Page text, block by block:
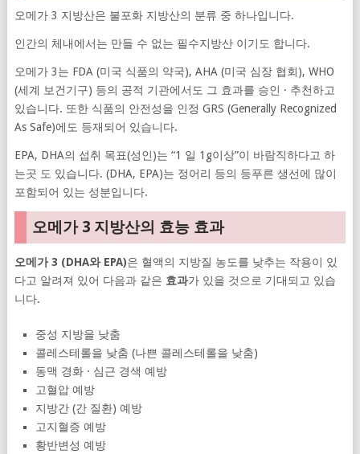
오메가 3 지방산은 불포화 지방산의 분류 중 하나입니다.
인간의 체내에서는 만들 수 없는 필수지방산 이기도 합니다.
오메가 3는 FDA (미국 식품의 약국), AHA (미국 심장 협회), WHO
(세계 보건기구) 등의 공적 기관에서도 그 효과를 승인 · 추천하고
있습니다. 또한 식품의 안전성을 인정 GRS (Generally Recognized
As Safe)에도 등재되어 있습니다.
EPA, DHA의 섭취 목표(성인)는 “1 일 1g이상”이 바람직하다고 하
는곳 도 있습니다. (DHA, EPA)는 정어리 등의 등푸른 생선에 많이
포함되어 있는 성분입니다.
오메가 3 지방산의 효능 효과
오메가 3 (DHA와 EPA)은 혈액의 지방질 농도를 낮추는 작용이 있
다고 알려져 있어 다음과 같은 효과가 있을 것으로 기대되고 있습
니다.
중성 지방을 낮춤
콜레스테롤을 낮춤 (나쁜 콜레스테롤을 낮춤)
동맥 경화 · 심근 경색 예방
고혈압 예방
지방간 (간 질환) 예방
고지혈증 예방
황반변성 예방